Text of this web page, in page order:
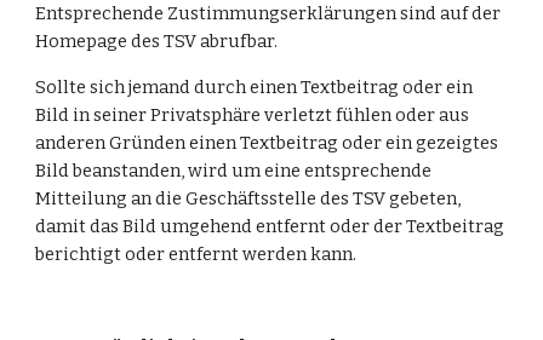
Entsprechende Zustimmungserklärungen sind auf der
Homepage des TSV abrufbar.
Sollte sich jemand durch einen Textbeitrag oder ein
Bild in seiner Privatsphäre verletzt fühlen oder aus
anderen Gründen einen Textbeitrag oder ein gezeigtes
Bild beanstanden, wird um eine entsprechende
Mitteilung an die Geschäftsstelle des TSV gebeten,
damit das Bild umgehend entfernt oder der Textbeitrag
berichtigt oder entfernt werden kann.